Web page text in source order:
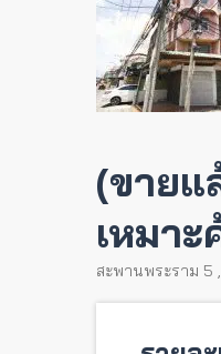
(ขายแ
เหมาะ
สะพานพระราม 5 ,